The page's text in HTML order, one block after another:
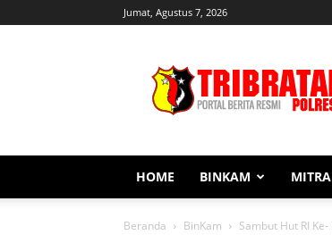
Jumat, Agustus 7, 2026
Simeulue
HOME BINKAM
Beranda BinKam Sambut Hut RI